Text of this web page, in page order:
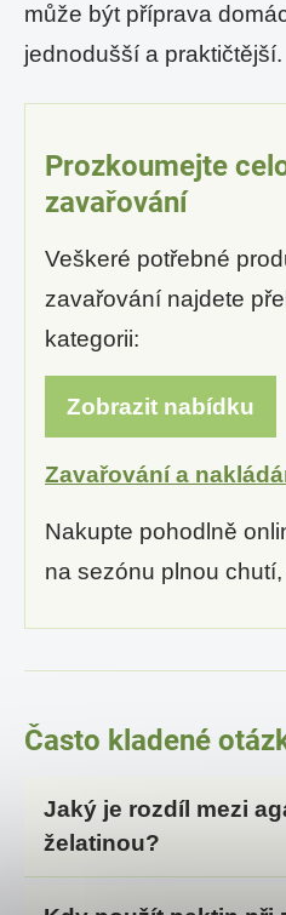
může být příprava
jednodušší a praktičtější.
Prozkoumejte
zavařování
Veškeré potřebné
zavařování najdete
kategorii:
Zobrazit nabídku
Zavařování a
Nakupte pohodlně
na sezónu plnou
Často kladené
Jaký je rozdíl mezi
želatinou?